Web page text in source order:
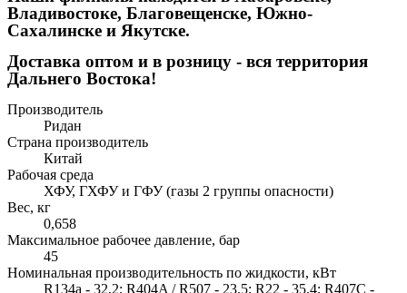
Владивостоке, Благовещенске, Южно-
Сахалинске и Якутске.
Доставка оптом и в розницу - вся территория
Дальнего Востока!
Производитель
Ридан
Страна производитель
Китай
Рабочая среда
ХФУ, ГХФУ и ГФУ (газы 2 группы опасности)
Вес, кг
0,658
Максимальное рабочее давление, бар
45
Номинальная производительность по жидкости, кВт
R134a - 32,2; R404A / R507 - 23,5; R22 - 35,4; R407C -